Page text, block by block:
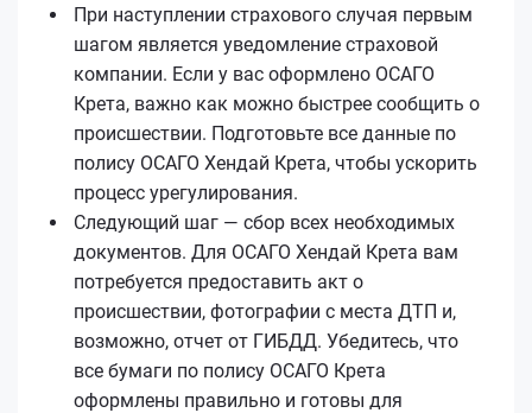
При наступлении страхового случая первым
шагом является уведомление страховой
компании. Если у вас оформлено ОСАГО
Кретa, важно как можно быстрее сообщить о
происшествии. Подготовьте все данные по
полису ОСАГО Хендай Кретa, чтобы ускорить
процесс урегулирования.
Следующий шаг — сбор всех необходимых
документов. Для ОСАГО Хендай Кретa вам
потребуется предоставить акт о
происшествии, фотографии с места ДТП и,
возможно, отчет от ГИБДД. Убедитесь, что
все бумаги по полису ОСАГО Кретa
оформлены правильно и готовы для